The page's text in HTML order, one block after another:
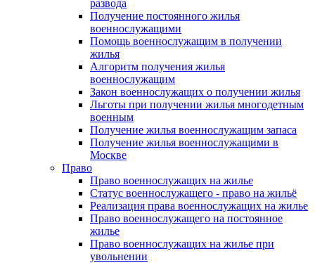
развода
Получение постоянного жилья
военнослужащими
Помощь военнослужащим в получении
жилья
Алгоритм получения жилья
военнослужащим
Закон военнослужащих о получении жилья
Льготы при получении жилья многодетным
военным
Получение жилья военнослужащим запаса
Получение жилья военнослужащими в
Москве
Право
Право военнослужащих на жилье
Статус военнослужащего - право на жильё
Реализация права военнослужащих на жилье
Право военнослужащего на постоянное
жилье
Право военнослужащих на жилье при
увольнении